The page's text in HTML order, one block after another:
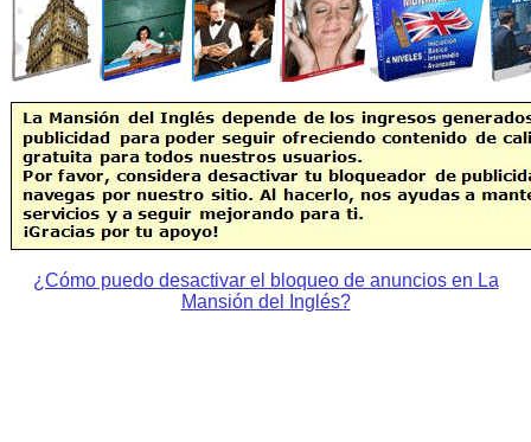
¿Cómo puedo desactivar el bloqueo de anuncios en La
Mansión del Inglés?